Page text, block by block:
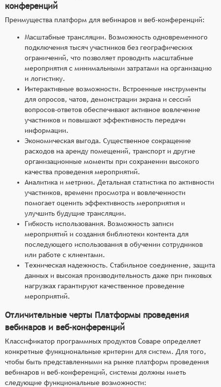
конференций
Преимущества платформ для вебинаров и веб-конференций:
Масштабные трансляции. Возможность одновременного
подключения тысяч участников без географических
ограничений, что позволяет проводить масштабные
мероприятия с минимальными затратами на организацию
и логистику.
Интерактивные возможности. Встроенные инструменты
для опросов, чатов, демонстрации экрана и сессий
вопросов-ответов обеспечивают активное вовлечение
участников и повышают эффективность передачи
информации.
Экономическая выгода. Существенное сокращение
расходов на аренду помещений, транспорт и другие
организационные моменты при сохранении высокого
качества проведения мероприятий.
Аналитика и метрики. Детальная статистика по активности
участников, времени просмотра и вовлеченности
помогает оценить эффективность мероприятия и
улучшить будущие трансляции.
Гибкость использования. Возможность записи
мероприятий и создания библиотеки контента для
последующего использования в обучении сотрудников
или работе с клиентами.
Техническая надежность. Стабильное соединение, защита
данных и высокая производительность даже при пиковых
нагрузках гарантируют качественное проведение
мероприятий.
Отличительные черты Платформы проведения
вебинаров и веб-конференций
Классификатор программных продуктов Соваре определяет
конкретные функциональные критерии для систем. Для того,
чтобы быть представленными на рынке платформ проведения
вебинаров и веб-конференций, системы должны иметь
следующие функциональные возможности: